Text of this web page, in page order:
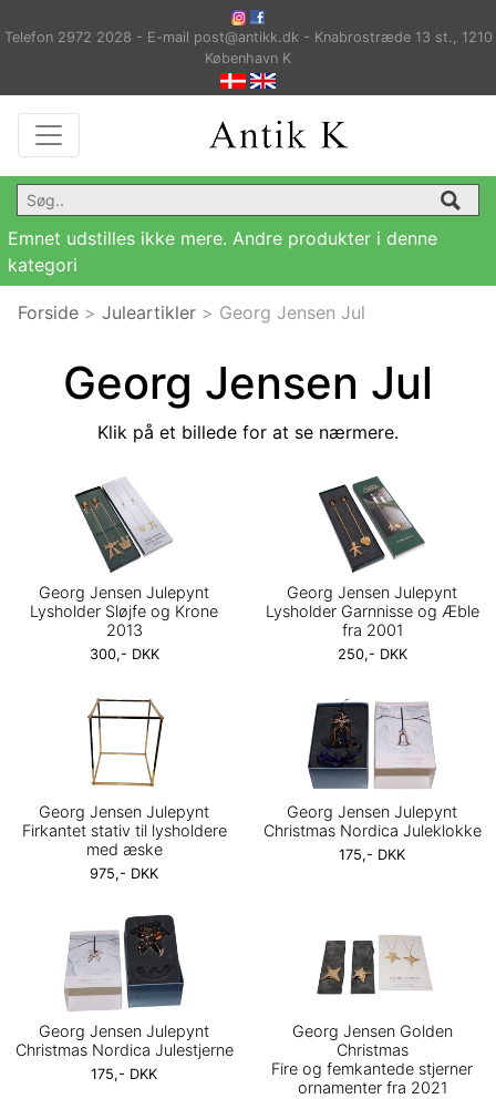
Telefon 2972 2028 - E-mail post@antikk.dk - Knabrostræde 13 st., 1210
København K
Emnet udstilles ikke mere. Andre produkter i denne
kategori
Forside > Juleartikler > Georg Jensen Jul
Georg Jensen Jul
Klik på et billede for at se nærmere.
Georg Jensen Julepynt
Lysholder Sløjfe og Krone
2013
300,- DKK
Georg Jensen Julepynt
Lysholder Garnnisse og Æble
fra 2001
250,- DKK
Georg Jensen Julepynt
Firkantet stativ til lysholdere
med æske
975,- DKK
Georg Jensen Julepynt
Christmas Nordica Juleklokke
175,- DKK
Georg Jensen Julepynt
Christmas Nordica Julestjerne
175,- DKK
Georg Jensen Golden
Christmas
Fire og femkantede stjerner
ornamenter fra 2021